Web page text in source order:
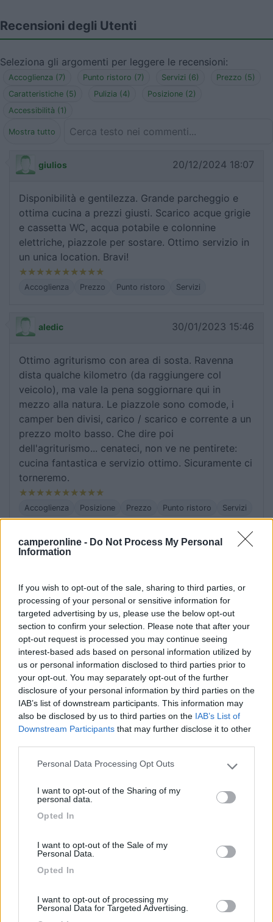
camperonline - Do Not Process My Personal
Information
If you wish to opt-out of the sale, sharing to third parties, or
processing of your personal or sensitive information for
targeted advertising by us, please use the below opt-out
section to confirm your selection. Please note that after your
opt-out request is processed you may continue seeing
interest-based ads based on personal information utilized by
us or personal information disclosed to third parties prior to
your opt-out. You may separately opt-out of the further
disclosure of your personal information by third parties on the
IAB’s list of downstream participants. This information may
also be disclosed by us to third parties on the IAB’s List of
Downstream Participants that may further disclose it to other
Please note that this website/app uses one or more Google
not limited to your visit or usage behaviour. You may click to
grant or deny consent to Google and its third-party tags to
use your data for below specified purposes in below Google
Personal Data Processing Opt Outs
I want to opt-out of the Sharing of my
personal data.
Opted In
I want to opt-out of the Sale of my
Personal Data.
Opted In
I want to opt-out of processing my
Personal Data for Targeted Advertising.
Recensioni degli Utenti
Seleziona gli argomenti per leggere le recensioni:
Accoglienza (7) Punto ristoro (7) Servizi (6)
Prezzo (5)
Caratteristiche (5)
Pulizia (4)
Posizione (2)
Accessibilità (1)
Mostra tutto
giulios 20/12/2024 18:07
Disponibilità e gentilezza. Grande parcheggio e
ottima cucina a prezzi giusti. Scarico acque grigie
e cassetta WC, acqua potabile e colonnine
elettriche, piazzole per sostare. Ottimo servizio in
un unica location. Bravi!
Accoglienza Prezzo Punto ristoro Servizi
aledic 30/01/2023 15:46
Ottimo agriturismo con area di sosta. Ravenna
dista qualche kilometro (da raggiungere col
veicolo), ma vale la pena soggiornare qui in
mezzo alla natura. Le piazzole sono comode, i
camper ben divisi, carico / scarico e corrente a un
prezzo molto basso. Che dire poi
dell'agriturismo... cenateci, non ve ne pentirete:
cucina fantastica e servizio ottimo. Sicuramente ci
torneremo.
Accoglienza Posizione Prezzo Punto ristoro Servizi
Olivastro 28/10/2022 19:10
navigatore per l'indirizzo indicato! Vi portano su
strade al momento interrotte che sono pure sugli
argini del Reno! Facilissimo invece arrivarci
seguendo la SS 309 Romea e al km. 11 deviare (c'è
un cartello pubblicitario che la indica, ma ancora
non si vede) per una strada interna che dopo uno
o due km. di curve sbuca proprio davanti al
ristorante fattoria. Buonissima area per visitare
alcune delle più belle aree umide del nostro Paese.
Ci si trova proprio al centro di una serie di siti
Accessibilità Accoglienza Posizione
Agriturismo comodo per dormire e silenzioso,
dotato di carico, scarico, docce calde e bagni,
elettricità. Raccolta differenziata. Nell'agriturismo
si mangia bene, personale cordiale.